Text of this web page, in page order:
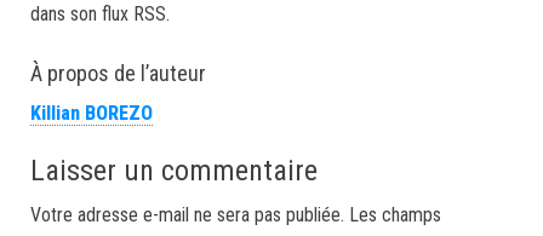
dans son flux RSS.
À propos de l’auteur
Killian BOREZO
Laisser un commentaire
Votre adresse e-mail ne sera pas publiée. Les champs